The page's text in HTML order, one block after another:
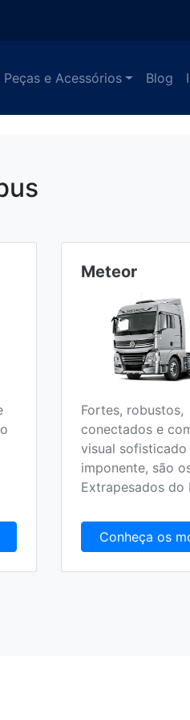
Peças e Acessórios Blog
Meteor
Fortes, robustos,
conectados e
visual sofisticado
imponente, são
Extrapesados do
Conheça os